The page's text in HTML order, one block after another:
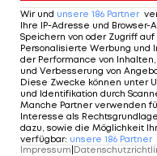
Wir und unsere 186 Partner
Ihre IP-Adresse und
Speichern von oder Zugriff
Personalisierte Werbung und
der Performance von
und Verbesserung von
Diese Zwecke können unter
und Identifikation durch
Manche Partner verwenden
Interesse als
dazu, sowie die Möglichkeit
verfügbar: unsere 186 Partner
Impressum